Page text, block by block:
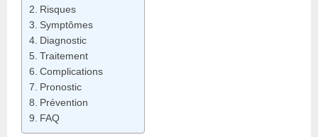
Risques
Symptômes
Diagnostic
Traitement
Complications
Pronostic
Prévention
FAQ